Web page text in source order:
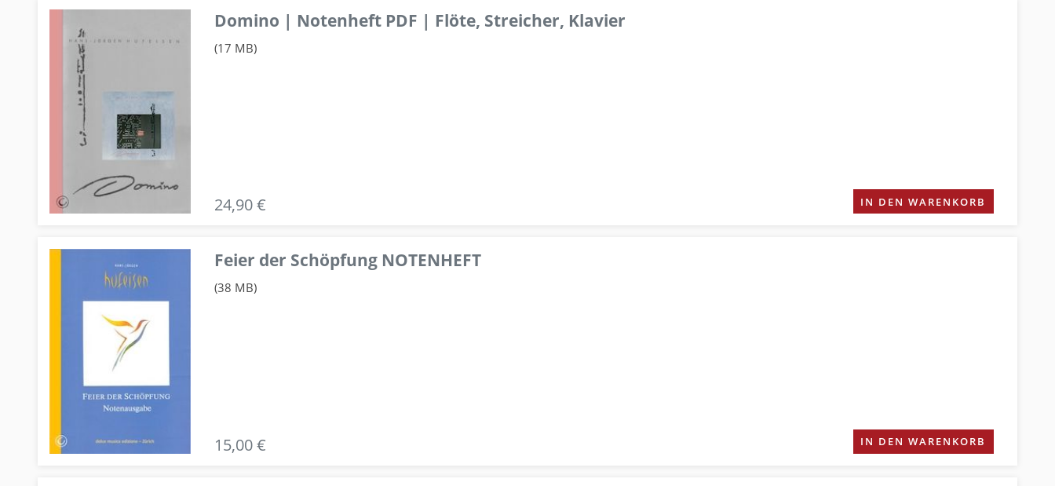
Domino | Notenheft PDF | Flöte, Streicher, Klavier
(17 MB)
24,90 € IN DEN WARENKORB
Feier der Schöpfung NOTENHEFT
(38 MB)
15,00 € IN DEN WARENKORB